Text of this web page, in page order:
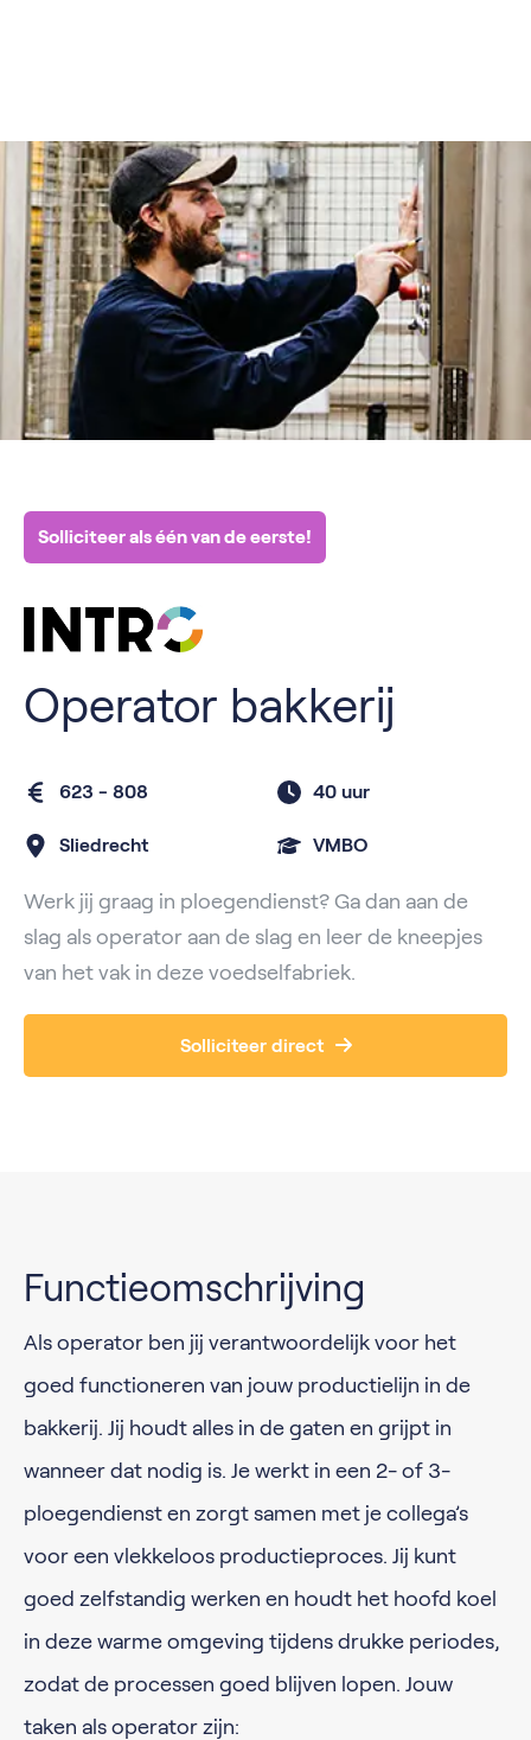
Solliciteer als één van de eerste!
Operator bakkerij
623 - 808 40 uur
Sliedrecht VMBO
Werk jij graag in ploegendienst? Ga dan aan de
slag als operator aan de slag en leer de kneepjes
van het vak in deze voedselfabriek.
Solliciteer direct
Functieomschrijving
Als operator ben jij verantwoordelijk voor het
goed functioneren van jouw productielijn in de
bakkerij. Jij houdt alles in de gaten en grijpt in
wanneer dat nodig is. Je werkt in een 2- of 3-
ploegendienst en zorgt samen met je collega’s
voor een vlekkeloos productieproces. Jij kunt
goed zelfstandig werken en houdt het hoofd koel
in deze warme omgeving tijdens drukke periodes,
zodat de processen goed blijven lopen. Jouw
taken als operator zijn: